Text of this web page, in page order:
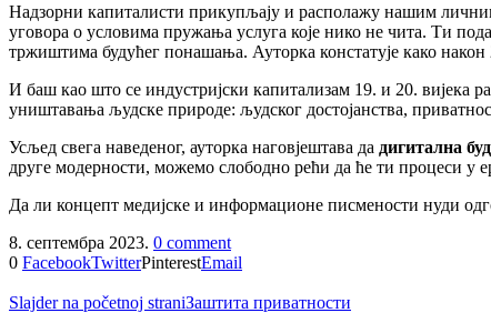
Надзорни капиталисти прикупљају и располажу нашим
уговора о условима пружања услуга које нико не чита. Ти
тржиштима будућег понашања. Ауторка констатује како након
И баш као што се индустријски капитализам 19. и 20. вијека
уништавања људске природе: људског достојанства,
Усљед свега наведеног, ауторка наговјештава да дигитална
друге модерности, можемо слободно рећи да ће ти процеси у
Да ли концепт медијске и информационе писмености нуди
8. септембра 2023. 0 comment
0 FacebookTwitterPinterestEmail
Slajder na početnoj straniЗаштита приватности